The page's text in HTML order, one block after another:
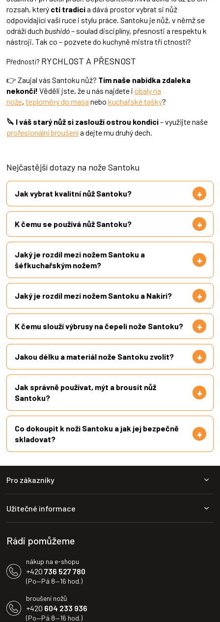
rozsah, který ctí tradicia dává prostor vybrat si nůž
odpovídající vaší ruce i stylu práce. Santoku je nůž, v němž se
odráží duch bushidó– soulad disciplíny, přesnosti a respektu k
nástroji. Tak co – pozvete do kuchyně mistra tří ctností?
Přednosti? RYCHLOST A PŘESNOST
👉 Zaujal vás Santoku nůž? Tím naše nabídka zdaleka
nekončí! Věděli jste, že u nás najdete i obaly na
nože, teploměry do masa nebo kuchařské tašky?
🔪 I váš starý nůž si zaslouží ostrou kondici– využijte naše
profesionální broušenía dejte mu druhý dech.
Nejčastější dotazy na nože Santoku
Jak vybrat kvalitní nůž Santoku?
K čemu se používá nůž Santoku?
Jaký je rozdíl mezi nožem Santoku a
šéfkuchařským nožem?
Jaký je rozdíl mezi nožem Santoku a Nakiri?
K čemu slouží výbrusy na čepeli nože Santoku?
Jakou délku a materiál nože Santoku zvolit?
Jak správně používat, mýt a brousit nůž
Santoku?
Co dokoupit k noži Santoku a jak jej bezpečně
skladovat?
Pro zákazníky
Užitečné informace
Rádi pomůžeme
nákup na e-shopu
+420 736 527 780
(Po—Pá 8—16 hod.)
broušení nožů
+420 604 233 936
(Po—Pá 8—16 hod.)